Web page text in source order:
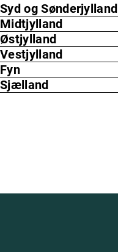
Syd og Sønderjylland
Midtjylland
Østjylland
Vestjylland
Fyn
Sjælland